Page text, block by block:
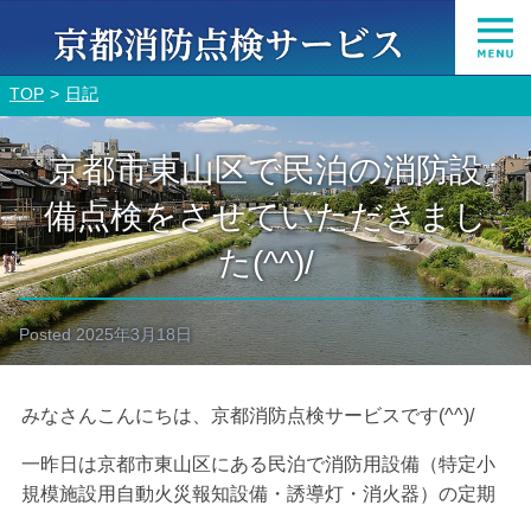
TOP 日記
京都市東山区で民泊の消防設
備点検をさせていただきまし
た(^^)/
Posted2025年3月18日
みなさんこんにちは、京都消防点検サービスです(^^)/
一昨日は京都市東山区にある民泊で消防用設備（特定小
規模施設用自動火災報知設備・誘導灯・消火器）の定期